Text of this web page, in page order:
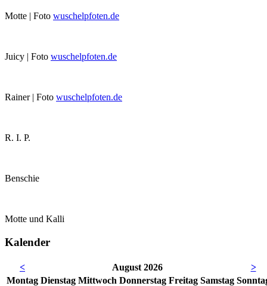
Motte | Foto wuschelpfoten.de
Juicy | Foto wuschelpfoten.de
Rainer | Foto wuschelpfoten.de
R. I. P.
Benschie
Motte und Kalli
Kalender
< August 2026
>
Montag Dienstag Mittwoch Donnerstag Freitag Samstag So